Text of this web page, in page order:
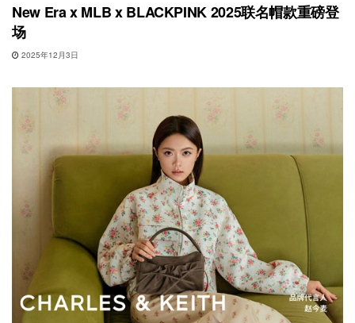
New Era x MLB x BLACKPINK 2025联名帽款重磅登
场
2025年12月3日